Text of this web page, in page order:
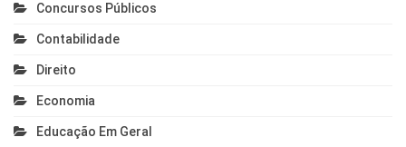
Concursos Públicos
Contabilidade
Direito
Economia
Educação Em Geral